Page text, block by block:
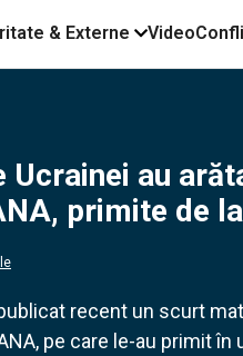
& Externe Video
Ucrainei au
primite de
recent un scurt
pe care le-au primit